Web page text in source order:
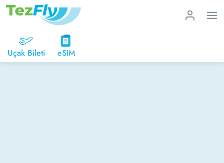
Uçak Bileti eSIM